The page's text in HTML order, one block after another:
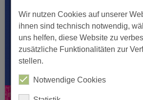
Wir nutzen Cookies auf unserer
ihnen sind technisch notwendig,
uns helfen, diese Website zu
zusätzliche Funktionalitäten zur
stellen.
Notwendige Cookies